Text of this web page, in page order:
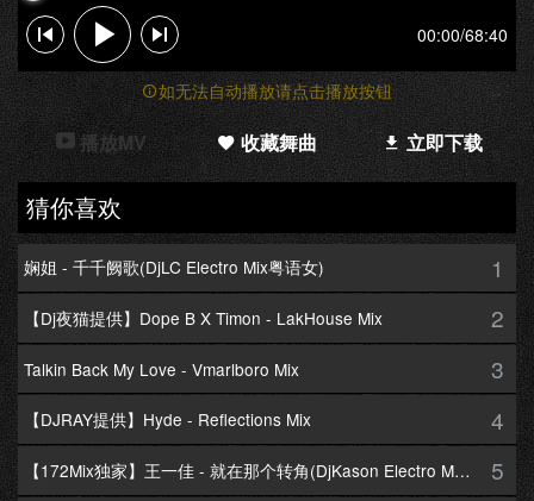
00:00/68:40
如无法自动播放请点击播放按钮
播放MV 收藏舞曲 立即下载
猜你喜欢
娴姐 - 千千阙歌(DjLC Electro Mix粤语女) 1
【Dj夜猫提供】Dope B X Timon - LakHouse Mix 2
Talkin Back My Love - Vmarlboro Mix 3
【DJRAY提供】Hyde - Reflections Mix 4
【172Mix独家】王一佳 - 就在那个转角(DjKason Electro Mix国语女) 5